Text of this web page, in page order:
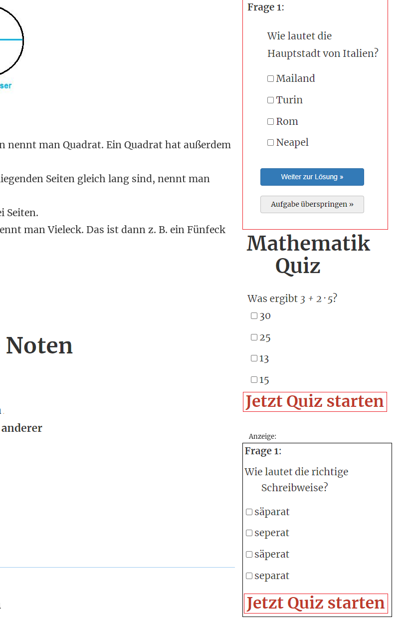
nennt man Quadrat. Ein Quadrat hat außerdem
Seiten gleich lang sind, nennt man
Seiten.
man Vieleck. Das ist dann z. B. ein Fünfeck
Anzeige: